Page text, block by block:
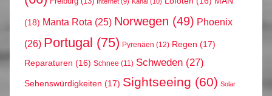
(18) Manta Rota (25) Norwegen (49) Phoenix
(26) Portugal (75) Pyrenäen (12) Regen (17)
Reparaturen (16) Schnee (11) Schweden (27)
Sehenswürdigkeiten (17) Sightseeing (60) Solar